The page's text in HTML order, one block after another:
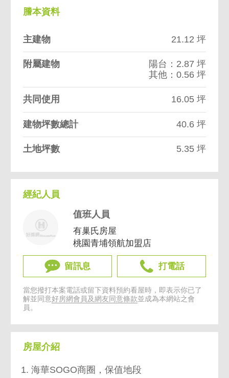
謄本資料
主建物 21.12 坪
附屬建物
陽台：2.87 坪
其他：0.56 坪
共同使用 16.05 坪
建物坪數總計 40.6 坪
土地坪數 5.35 坪
經紀人員
值班人員
有巢氏房屋
桃園青埔領航加盟店
留訊息 打電話
當您撥打本案電話或留下資料預約看屋時，即表示你已了
解並同意好房網會員及網友同意條款並成為本網站之會
員。
房屋介紹
1. 海華SOGO商圈，保值地段